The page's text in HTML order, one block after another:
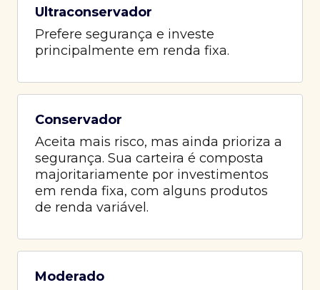
Ultraconservador
Prefere segurança e investe
principalmente em renda fixa.
Conservador
Aceita mais risco, mas ainda prioriza a
segurança. Sua carteira é composta
majoritariamente por investimentos
em renda fixa, com alguns produtos
de renda variável.
Moderado